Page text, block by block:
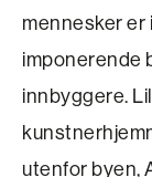
mennesker er
imponerende
innbyggere.
utenfor byen,